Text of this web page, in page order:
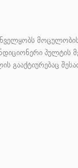
პულტის
გააქტიურებაც